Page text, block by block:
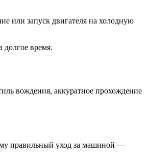
или запуск двигателя на холодную
долгое время.
вождения, аккуратное прохождение
правильный уход за машиной —